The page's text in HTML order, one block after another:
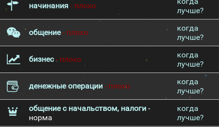
начинания - плохо
лучше?
общение- плохо
когда
лучше?
бизнес- плохо
когда
лучше?
денежные операции - плохо
когда
лучше?
общение с начальством, налоги -
норма
когда
лучше?